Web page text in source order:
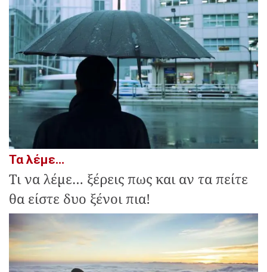
Τα λέμε…
Τι να λέμε… ξέρεις πως και αν τα πείτε
θα είστε δυο ξένοι πια!